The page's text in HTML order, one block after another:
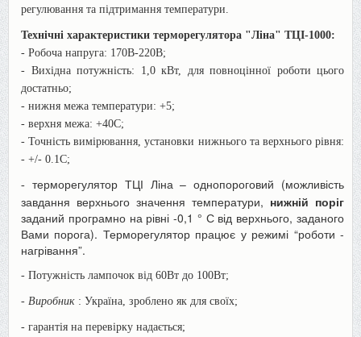
регулювання та підтримання температури.
Технічні характеристики терморегулятора "Ліна" ТЦІ-1000:
- Робоча напруга: 170В-220В;
- Вихідна потужність: 1,0 кВт, для повноцінної роботи цього
достатньо;
- нижня межа температури: +5;
- верхня межа: +40С;
- Точність вимірювання, установки нижнього та верхнього рівня:
- +/- 0.1С;
- терморегулятор ТЦІ Ліна – однопороговий (можливість
завдання верхнього значення температури, нижній поріг
заданий програмно на рівні -0,1 ° С від верхнього, заданого
Вами порога). Терморегулятор працює у режимі “роботи -
нагрівання”.
- Потужність лампочок від 60Вт до 100Вт;
- Виробник : Україна, зроблено як для своїх;
- гарантія на перевірку надається;